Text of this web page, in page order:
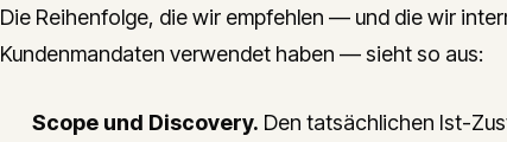
Die Reihenfolge, die wir empfehlen — und die wir
Kundenmandaten verwendet haben — sieht so aus:
Scope und Discovery. Den tatsächlichen Ist-